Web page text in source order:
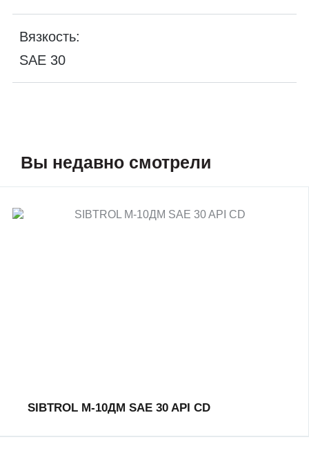
Вязкость:
SAE 30
Вы недавно смотрели
SIBTROL М-10ДМ SAE 30 API CD